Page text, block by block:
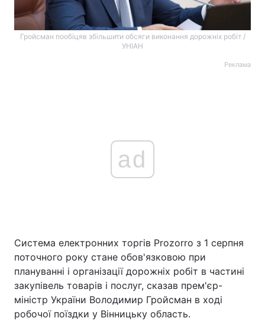
Гройсман пообіцяв збільшити обсяги виконання дорожніх робіт /
УНІАН
Реклама
ad
Система електронних торгів Prozorro з 1 серпня
поточного року стане обов'язковою при
плануванні і організації дорожніх робіт в частині
закупівель товарів і послуг, сказав прем'єр-
міністр України Володимир Гройсман в ході
робочої поїздки у Вінницьку область.